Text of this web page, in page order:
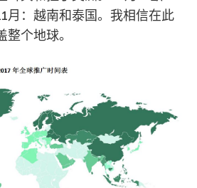
月：越南和泰国。我相信在此
个地球。